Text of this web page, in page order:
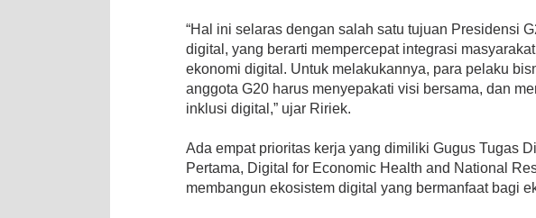
“Hal ini selaras dengan salah satu tujuan Presidensi
digital, yang berarti mempercepat integrasi
ekonomi digital. Untuk melakukannya, para pelaku
anggota G20 harus menyepakati visi bersama, dan
inklusi digital,” ujar Ririek.
Ada empat prioritas kerja yang dimiliki Gugus Tugas
Pertama, Digital for Economic Health and National
membangun ekosistem digital yang bermanfaat bagi